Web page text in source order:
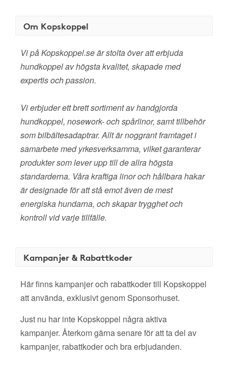
Om Kopskoppel
Vi på Kopskoppel.se är stolta över att erbjuda
hundkoppel av högsta kvalitet, skapade med
expertis och passion.
Vi erbjuder ett brett sortiment av handgjorda
hundkoppel, nosework- och spårlinor, samt tillbehör
som bilbältesadaptrar. Allt är noggrant framtaget i
samarbete med yrkesverksamma, vilket garanterar
produkter som lever upp till de allra högsta
standarderna. Våra kraftiga linor och hållbara hakar
är designade för att stå emot även de mest
energiska hundarna, och skapar trygghet och
kontroll vid varje tillfälle.
Kampanjer & Rabattkoder
Här finns kampanjer och rabattkoder till Kopskoppel
att använda, exklusivt genom Sponsorhuset.
Just nu har inte Kopskoppel några aktiva
kampanjer. Återkom gärna senare för att ta del av
kampanjer, rabattkoder och bra erbjudanden.